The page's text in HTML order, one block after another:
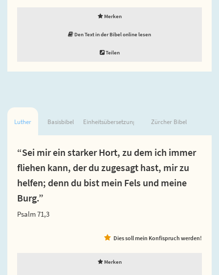
Merken
Den Text in der Bibel online lesen
Teilen
Luther Basisbibel Einheitsübersetzung Zürcher Bibel
“Sei mir ein starker Hort, zu dem ich immer
fliehen kann, der du zugesagt hast, mir zu
helfen; denn du bist mein Fels und meine
Burg.”
Psalm 71,3
Dies soll mein Konfispruch werden!
Merken